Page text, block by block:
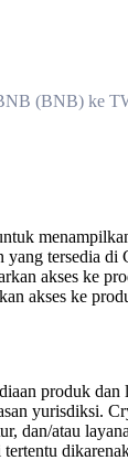
(BNB) ke
yang tersedia
akses ke
akses ke
produk dan
yurisdiksi.
dan/atau